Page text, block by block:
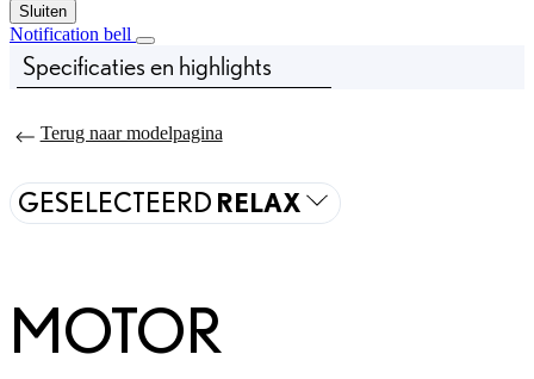
Sluiten
Notification bell
Prijs bijgewerkt De prijs van uw configuratie is Vanaf € 43.995
Specificaties en highlights
Terug naar modelpagina
GESELECTEERD RELAX
MOTOR